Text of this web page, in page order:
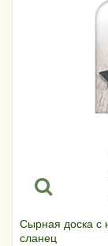
Сырная доска с
сланец